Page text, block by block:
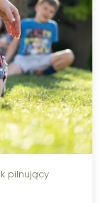
pilnujący